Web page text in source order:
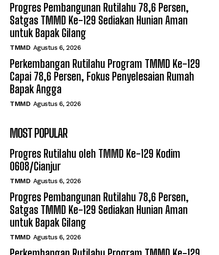
Progres Pembangunan Rutilahu 78,6 Persen,
Satgas TMMD Ke-129 Sediakan Hunian Aman
untuk Bapak Gilang
TMMD Agustus 6, 2026
Perkembangan Rutilahu Program TMMD Ke-129
Capai 78,6 Persen, Fokus Penyelesaian Rumah
Bapak Angga
TMMD Agustus 6, 2026
MOST POPULAR
Progres Rutilahu oleh TMMD Ke-129 Kodim
0608/Cianjur
TMMD Agustus 6, 2026
Progres Pembangunan Rutilahu 78,6 Persen,
Satgas TMMD Ke-129 Sediakan Hunian Aman
untuk Bapak Gilang
TMMD Agustus 6, 2026